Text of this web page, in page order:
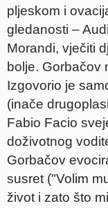
pljeskom i
gledanosti –
Morandi, vječiti
bolje. Gorbačov
Izgovorio je
(inače
Fabio Facio
doživotnog
Gorbačov
susret ("Volim
život i zato što